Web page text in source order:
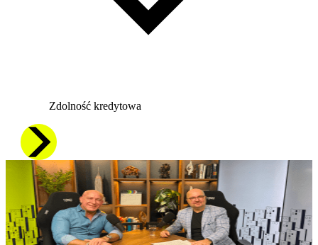
Zdolność kredytowa